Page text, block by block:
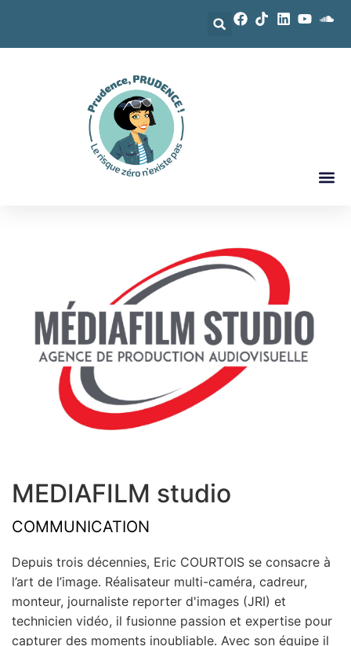
MEDIAFILM studio
COMMUNICATION
Depuis trois décennies, Eric COURTOIS se consacre à
l’art de l’image. Réalisateur multi-caméra, cadreur,
monteur, journaliste reporter d'images (JRI) et
technicien vidéo, il fusionne passion et expertise pour
capturer des moments inoubliable. Avec son équipe il